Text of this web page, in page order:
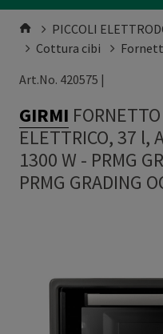
PICCOLI
Cottura cibi
Art.No. 420575 |
GIRMI
ELETTRICO, 37
1300 W - PRMG
PRMG GRADING